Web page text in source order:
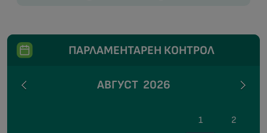
ПАРЛАМЕНТАРЕН КОНТРОЛ
АВГУСТ 2026
1
2